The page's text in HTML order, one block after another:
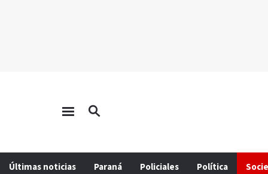
Últimas noticias Paraná Policiales Política